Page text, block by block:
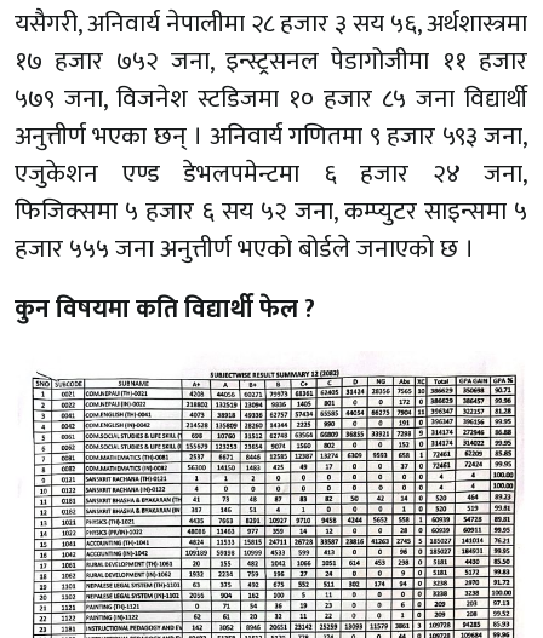
यसैगरी, अनिवार्य नेपालीमा २८ हजार ३ सय ५६, अर्थशास्त्रमा
१७ हजार ७५२ जना, इन्स्ट्रसनल पेडागोजीमा ११ हजार
५७९ जना, विजनेश स्टडिजमा १० हजार ८५ जना विद्यार्थी
अनुत्तीर्ण भएका छन् । अनिवार्य गणितमा ९ हजार ५९३ जना,
एजुकेशन एण्ड डेभलपमेन्टमा ६ हजार २४ जना,
फिजिक्समा ५ हजार ६ सय ५२ जना, कम्प्युटर साइन्समा ५
हजार ५५५ जना अनुत्तीर्ण भएको बोर्डले जनाएको छ ।
कुन विषयमा कति विद्यार्थी फेल ?